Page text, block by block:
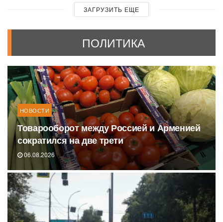
ЗАГРУЗИТЬ ЕЩЕ
ПОЛИТИКА
НОВОСТИ
Товарооборот между Россией и Арменией
сократился на две трети
06.08.2026